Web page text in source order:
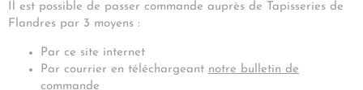
Il est possible de passer commande auprès de Tapisseries de
Flandres par 3 moyens :
Par ce site internet
Par courrier en téléchargeant notre bulletin de
commande